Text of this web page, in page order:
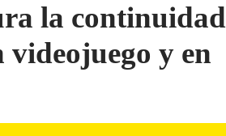
la continuidad
videojuego y en